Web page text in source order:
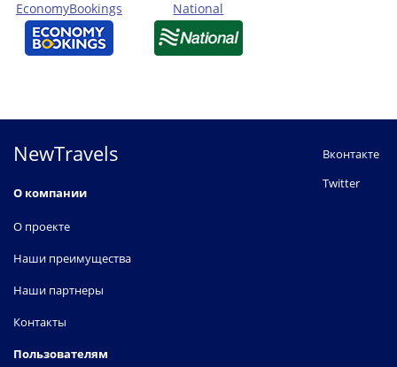
EconomyBookings National
NewTravels
О компании
О проекте
Наши преимущества
Наши партнеры
Контакты
Пользователям
Вконтакте
Twitter